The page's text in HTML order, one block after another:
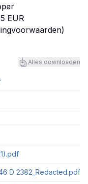
EUR
Alles downloaden
D 2382_Redacted.pdf